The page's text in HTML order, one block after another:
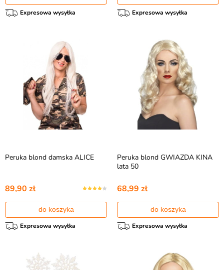
Expresowa wysyłka Expresowa wysyłka
Peruka blond damska ALICE
89,90 zł
do koszyka
Expresowa wysyłka
Peruka blond GWIAZDA KINA
lata 50
68,99 zł
do koszyka
Expresowa wysyłka